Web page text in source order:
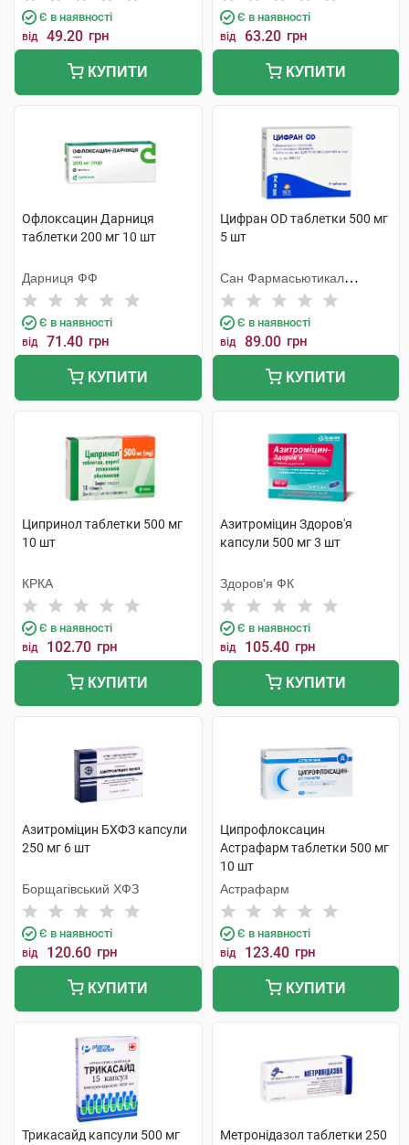
Є в наявності
від 49.20 грн
КУПИТИ
Є в наявності
від 63.20 грн
КУПИТИ
Офлоксацин Дарниця
таблетки 200 мг 10 шт
Дарниця ФФ
Є в наявності
від 71.40 грн
КУПИТИ
Цифран OD таблетки 500 мг
5 шт
Сан Фармасьютикал
Індастріз
Є в наявності
від 89.00 грн
КУПИТИ
Ципринол таблетки 500 мг
10 шт
КРКА
Є в наявності
від 102.70 грн
КУПИТИ
Азитроміцин Здоров'я
капсули 500 мг 3 шт
Здоров'я ФК
Є в наявності
від 105.40 грн
КУПИТИ
Азитроміцин БХФЗ капсули
250 мг 6 шт
Борщагівський ХФЗ
Є в наявності
від 120.60 грн
КУПИТИ
Ципрофлоксацин
Астрафарм таблетки 500 мг
10 шт
Астрафарм
Є в наявності
від 123.40 грн
КУПИТИ
Трикасайд капсули 500 мг
Метронідазол таблетки 250